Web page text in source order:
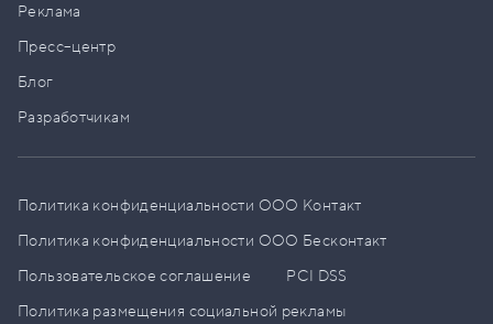
Реклама
Пресс–центр
Блог
Разработчикам
Политика конфиденциальности ООО Контакт
Политика конфиденциальности ООО Бесконтакт
Пользовательское соглашение
PCI DSS
Политика размещения социальной рекламы